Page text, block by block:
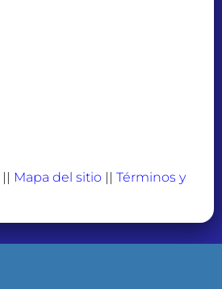
|| Mapa del sitio || Términos y